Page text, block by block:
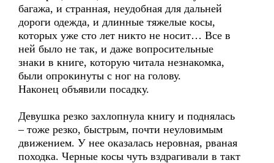
багажа, и странная, неудобная для дальней
дороги одежда, и длинные тяжелые косы,
которых уже сто лет никто не носит… Все в
ней было не так, и даже вопросительные
знаки в книге, которую читала незнакомка,
были опрокинуты с ног на голову.
Наконец объявили посадку.
Девушка резко захлопнула книгу и поднялась
– тоже резко, быстрым, почти неуловимым
движением. У нее оказалась неровная, рваная
походка. Черные косы чуть вздрагивали в такт